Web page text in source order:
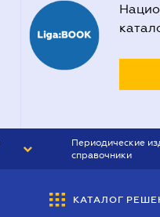
Периодические
справочники
КАТАЛОГ